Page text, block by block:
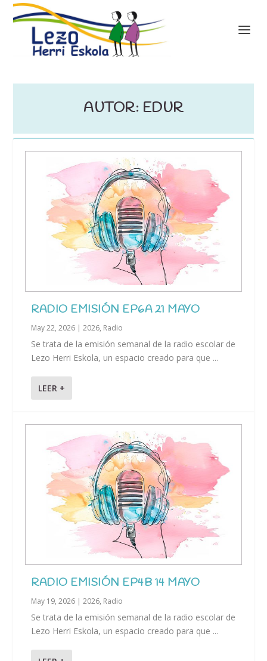
AUTOR: EDUR
RADIO EMISIÓN EP6A 21 MAYO
May 22, 2026 |2026, Radio
Se trata de la emisión semanal de la radio escolar de
Lezo Herri Eskola, un espacio creado para que ...
LEER +
RADIO EMISIÓN EP4B 14 MAYO
May 19, 2026 |2026, Radio
Se trata de la emisión semanal de la radio escolar de
Lezo Herri Eskola, un espacio creado para que ...